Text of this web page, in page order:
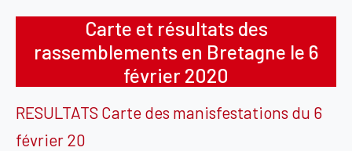
Carte et résultats des
rassemblements en Bretagne le 6
février 2020
RESULTATS Carte des manisfestations du 6
février 20